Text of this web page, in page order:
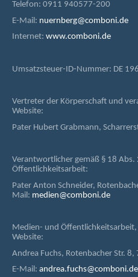
Telefon: 0911 940577-200
E-Mail: nuernberg@comboni.de
Internet: www.comboni.de
Umsatzsteuer-ID-Nummer: DE
Vertreter der Körperschaft und
Website:
Pater Hubert Grabmann,
Verantwortlicher gemäß § 18
Öffentlichkeitsarbeit:
Pater Anton Schneider,
Mail: medien@comboni.de
Medien- und
Website:
Andrea Fuchs, Rotenbacher Str. 8,
E-Mail: andrea.fuchs@comboni.de